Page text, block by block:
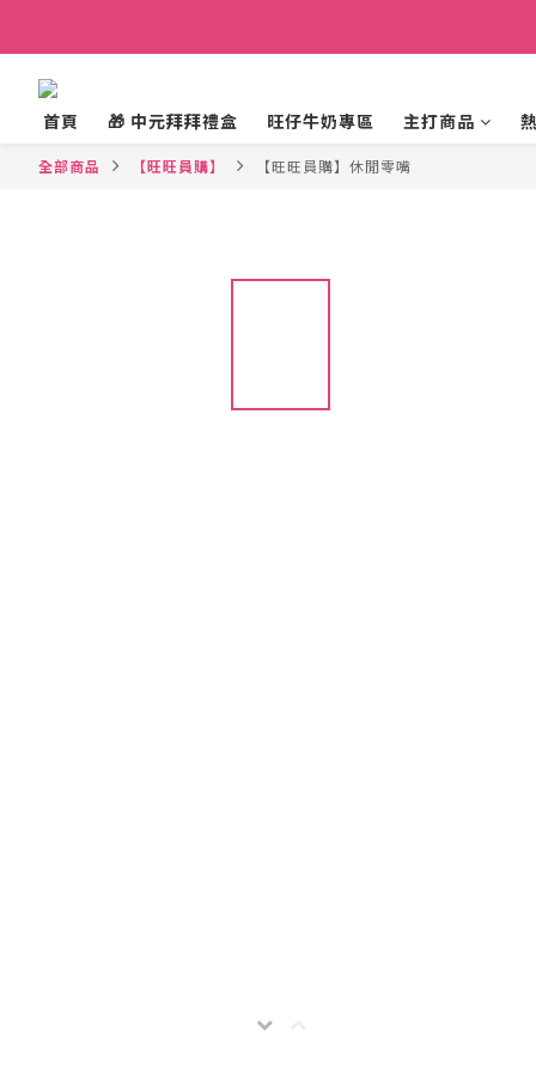
首頁 🎁 中元拜拜禮盒 旺仔牛奶專區 主打商品
全部商品 【旺旺員購】 【旺旺員購】休閒零嘴